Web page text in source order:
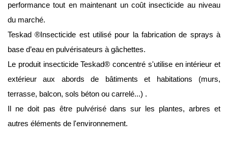
performance tout en maintenant un coût insecticide au niveau
du marché.
Teskad ®Insecticide est utilisé pour la fabrication de sprays à
base d’eau en pulvérisateurs à gâchettes.
Le produit insecticide Teskad® concentré s'utilise en intérieur et
extérieur aux abords de bâtiments et habitations (murs,
terrasse, balcon, sols béton ou carrelé...) .
Il ne doit pas être pulvérisé dans sur les plantes, arbres et
autres éléments de l'environnement.